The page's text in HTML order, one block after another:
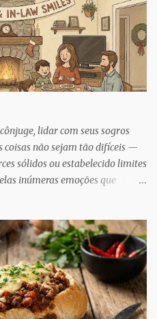
lidar com seus sogros
coisas não sejam tão difíceis —
sólidos ou estabelecido limites
inúmeras emoções que
da Universidade de
Relationships: Mothers,
o qual ele e o coautor Michael
mais de 1.500 sogros
embora às vezes
e